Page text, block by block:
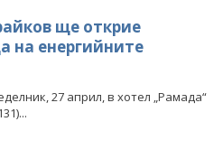
ще открие
на енергийните
27 април, в хотел „Рамада“